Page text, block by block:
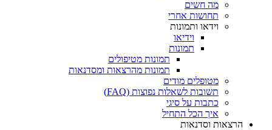
מה חשים
תחושות אחרי
וידאו ותמונות
וידיאו
תמונות
תמונות מטיפולים
תמונות מהרצאות ומסדנאות
מטופלים מודים
תשובות לשאלות נפוצות (FAQ)
כתבות על סיגי
איך הכל התחיל
הרצאות וסדנאות